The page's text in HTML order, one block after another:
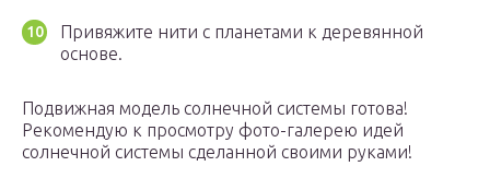
Привяжите нити с планетами к деревянной
основе.
Подвижная модель солнечной системы готова!
Рекомендую к просмотру фото-галерею идей
солнечной системы сделанной своими руками!